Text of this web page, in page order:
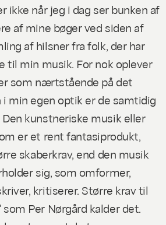
ikke når jeg i dag ser bunken af
af mine bøger ved siden af
af hilsner fra folk, der har
min musik. For nok oplever
som nærtstående på det
i min egen optik er de samtidig
kunstneriske musik eller
er et rent fantasiprodukt,
skaberkrav, end den musik
sig, som omformer,
kritiserer. Større krav til
Per Nørgård kalder det.